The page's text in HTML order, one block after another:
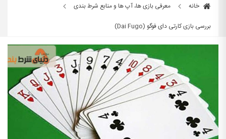
خانه
معرفی بازی ها، آپ ها و منابع شرط بندی
بررسی بازی کارتی دای فوگو (Dai Fugo)